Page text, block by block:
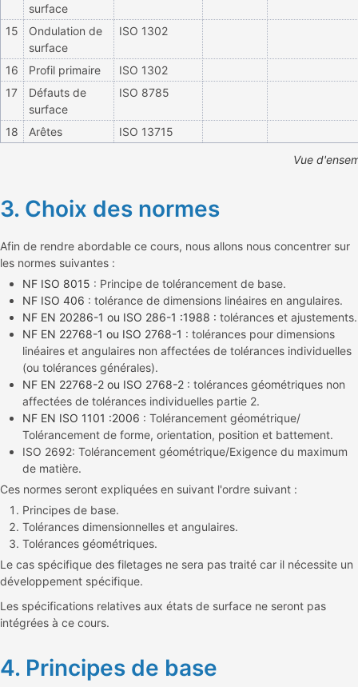
Vue
surface
15
Ondulation de
surface
ISO 1302
16 Profil primaire
ISO 1302
17
Défauts de
surface
ISO 8785
18 Arêtes ISO 13715
3. Choix des normes
Afin de rendre abordable ce cours, nous allons nous concentrer sur
les normes suivantes :
NF ISO 8015 : Principe de tolérancement de base.
NF ISO 406 : tolérance de dimensions linéaires en angulaires.
NF EN 20286-1 ou ISO 286-1 :1988 : tolérances et ajustements.
NF EN 22768-1 ou ISO 2768-1 : tolérances pour dimensions
linéaires et angulaires non affectées de tolérances individuelles
(ou tolérances générales).
NF EN 22768-2 ou ISO 2768-2 : tolérances géométriques non
affectées de tolérances individuelles partie 2.
NF EN ISO 1101 :2006 : Tolérancement géométrique/
Tolérancement de forme, orientation, position et battement.
ISO 2692: Tolérancement géométrique/Exigence du maximum
de matière.
Ces normes seront expliquées en suivant l'ordre suivant :
Principes de base.
Tolérances dimensionnelles et angulaires.
Tolérances géométriques.
Le cas spécifique des filetages ne sera pas traité car il nécessite un
développement spécifique.
Les spécifications relatives aux états de surface ne seront pas
intégrées à ce cours.
4. Principes de base